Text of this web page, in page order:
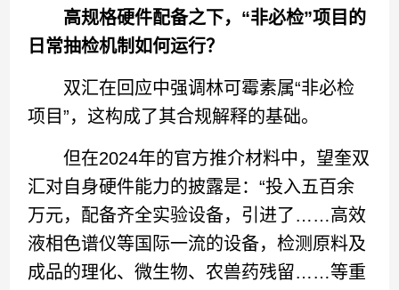
高规格硬件配备之下，“非必检”项目的
日常抽检机制如何运行？
双汇在回应中强调林可霉素属“非必检
项目”，这构成了其合规解释的基础。
但在2024年的官方推介材料中，望奎双
汇对自身硬件能力的披露是：“投入五百余
万元，配备齐全实验设备，引进了……高效
液相色谱仪等国际一流的设备，检测原料及
成品的理化、微生物、农兽药残留……等重